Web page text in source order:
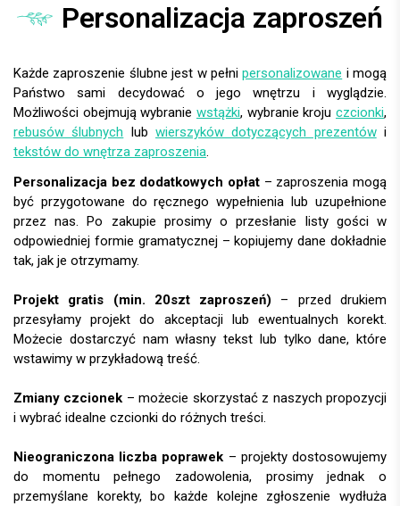
Personalizacja zaproszeń
Każde zaproszenie ślubne jest w pełnipersonalizowane i mogą
Państwo sami decydować o jego wnętrzu i wyglądzie.
Możliwości obejmują wybranie wstążki, wybranie kroju czcionki,
rebusów ślubnych lubwierszyków dotyczących prezentówi
tekstów do wnętrza zaproszenia.
Personalizacja bez dodatkowych opłat – zaproszenia mogą
być przygotowane do ręcznego wypełnienia lub uzupełnione
przez nas. Po zakupie prosimy o przesłanie listy gości w
odpowiedniej formie gramatycznej – kopiujemy dane dokładnie
tak, jak je otrzymamy.
Projekt gratis (min. 20szt zaproszeń) – przed drukiem
przesyłamy projekt do akceptacji lub ewentualnych korekt.
Możecie dostarczyć nam własny tekst lub tylko dane, które
wstawimy w przykładową treść.
Zmiany czcionek – możecie skorzystać z naszych propozycji
i wybrać idealne czcionki do różnych treści.
Nieograniczona liczba poprawek – projekty dostosowujemy
do momentu pełnego zadowolenia, prosimy jednak o
przemyślane korekty, bo każde kolejne zgłoszenie wydłuża